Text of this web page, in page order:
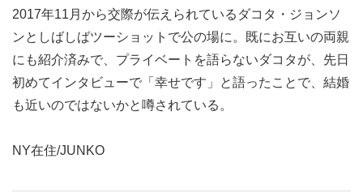
2017年11月から交際が伝えられているダコタ・ジョンソ
ンとしばしばツーショットで公の場に。既にお互いの両親
にも紹介済みで、プライベートを語らないダコタが、先日
初めてインタビューで「幸せです」と語ったことで、結婚
も近いのではないかと噂されている。
NY在住/JUNKO